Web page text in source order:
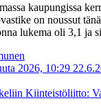
kaupungissa
on noussut
lukema oli 3,1 ja
2026, 10:29
Kiinteistöliitto: